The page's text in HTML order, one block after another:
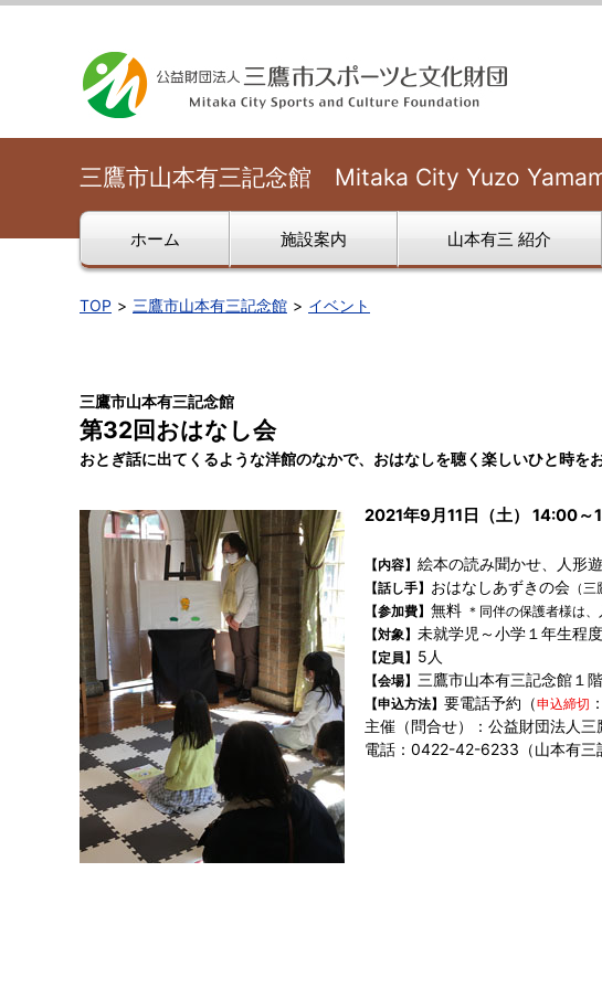
三鷹市山本有三記念館 Mitaka City Yuzo
ホーム 施設案内 山本有三 紹介
TOP 三鷹市山本有三記念館 イベント
三鷹市山本有三記念館
第32回おはなし会
おとぎ話に出てくるような洋館のなかで、おはなしを聴く楽しいひと時を
2021年9月11日（土） 14:00～
【内容】絵本の読み聞かせ、人形
【話し手】 おはなしあずきの会 （
【参加費】無料 ＊同伴の保護者様は
【対象】未就学児～小学１年生程度
【定員】 5人
【会場】三鷹市山本有三記念館１
【申込方法】要電話予約（申込締切
主催（問合せ）：公益財団法人
電話：0422-42-6233（山本有三